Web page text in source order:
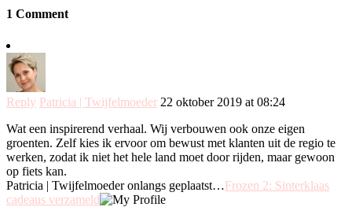
1 Comment
Reply Patricia | Twijfelmoeder 22 oktober 2019 at 08:24
Wat een inspirerend verhaal. Wij verbouwen ook onze eigen
groenten. Zelf kies ik ervoor om bewust met klanten uit de regio te
werken, zodat ik niet het hele land moet door rijden, maar gewoon
op fiets kan.
Patricia | Twijfelmoeder onlangs geplaatst…Frozen 2: Sinterklaas
cadeaus verzameld